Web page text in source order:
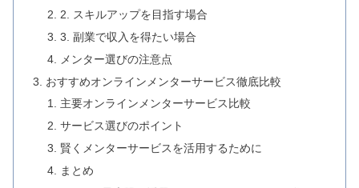
2. スキルアップを目指す場合
3. 副業で収入を得たい場合
メンター選びの注意点
おすすめオンラインメンターサービス徹底比較
主要オンラインメンターサービス比較
サービス選びのポイント
賢くメンターサービスを活用するために
まとめ